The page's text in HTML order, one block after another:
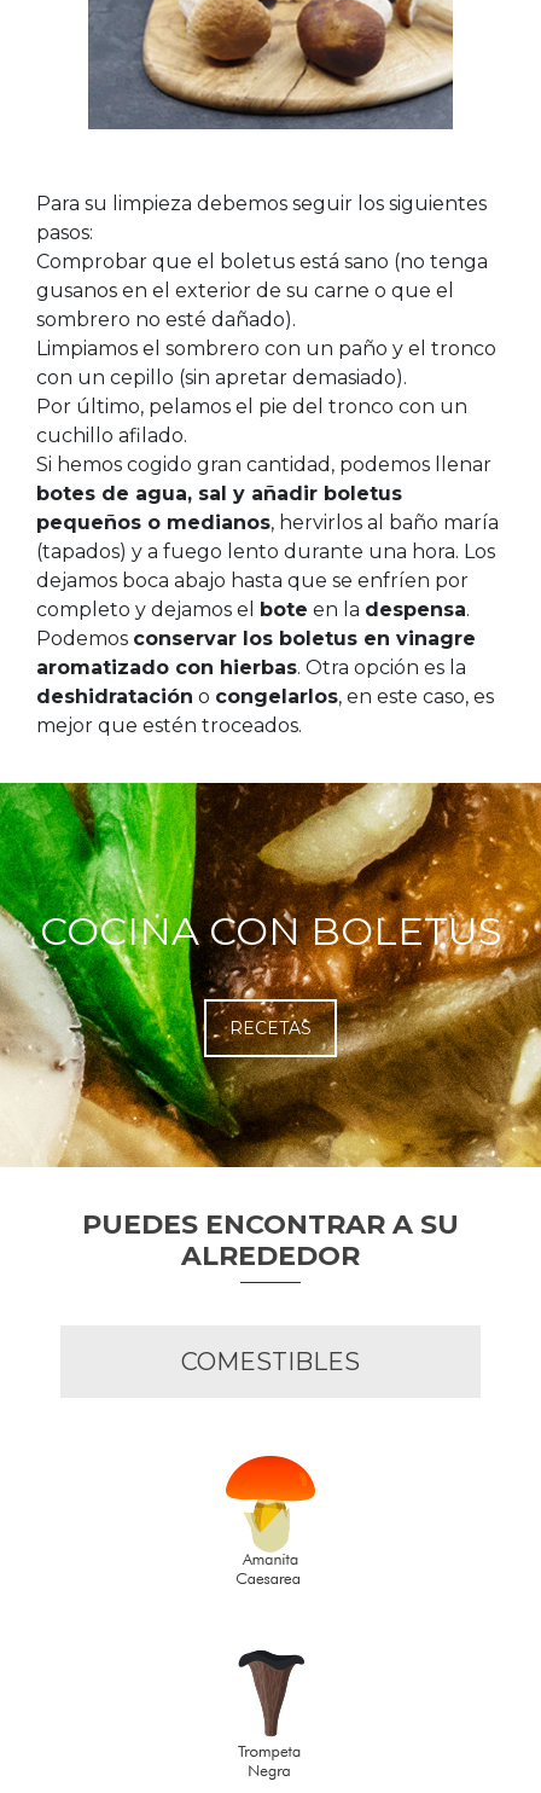
Para su limpieza debemos seguir los siguientes
pasos:
Comprobar que el boletus está sano (no tenga
gusanos en el exterior de su carne o que el
sombrero no esté dañado).
Limpiamos el sombrero con un paño y el tronco
con un cepillo (sin apretar demasiado).
Por último, pelamos el pie del tronco con un
cuchillo afilado.
Si hemos cogido gran cantidad, podemos llenar
botes de agua, sal y añadir boletus
pequeños o medianos, hervirlos al baño maría
(tapados) y a fuego lento durante una hora. Los
dejamos boca abajo hasta que se enfríen por
completo y dejamos el bote en la despensa.
Podemos conservar los boletus en vinagre
aromatizado con hierbas. Otra opción es la
deshidratación o congelarlos, en este caso, es
mejor que estén troceados.
COCINA CON BOLETUS
RECETAS
PUEDES ENCONTRAR A SU
ALREDEDOR
COMESTIBLES